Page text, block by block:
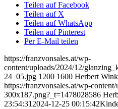
Teilen auf Facebook
Teilen auf X
Teilen auf WhatsApp
Teilen auf Pinterest
Per E-Mail teilen
https://franzvonsales.at/wp-
content/uploads/2024/12/
24_05.jpg 1200 1600 Herbert
https://franzvonsales.at/wp-
300x187.png?_t=1478028586
23:54:31 2024-12-25 00:15:42